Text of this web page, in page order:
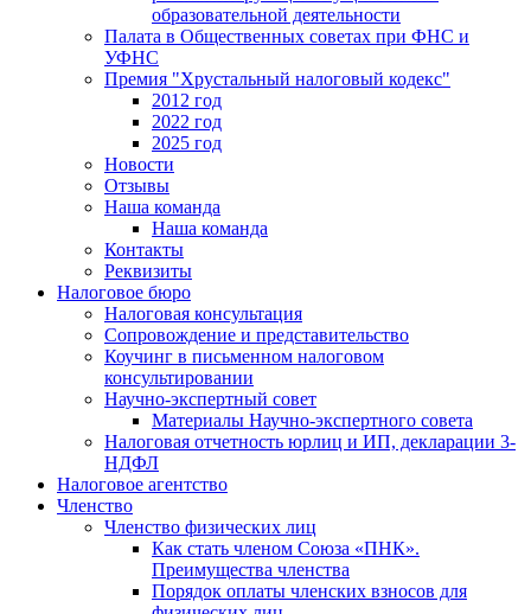
образовательной деятельности
Палата в Общественных советах при ФНС и
УФНС
Премия "Хрустальный налоговый кодекс"
2012 год
2022 год
2025 год
Новости
Отзывы
Наша команда
Наша команда
Контакты
Реквизиты
Налоговое бюро
Налоговая консультация
Cопровождение и представительство
Коучинг в письменном налоговом
консультировании
Научно-экспертный совет
Материалы Научно-экспертного совета
Налоговая отчетность юрлиц и ИП, декларации 3-
НДФЛ
Налоговое агентство
Членство
Членство физических лиц
Как стать членом Союза «ПНК».
Преимущества членства
Порядок оплаты членских взносов для